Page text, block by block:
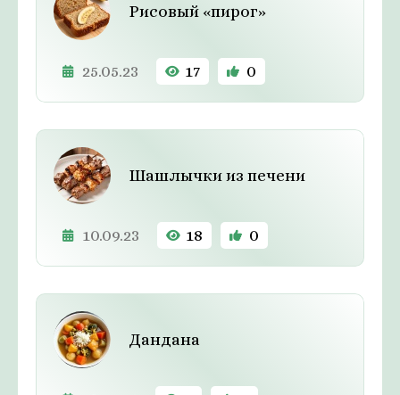
Рисовый «пирог»
25.05.23 17 0
Шашлычки из печени
10.09.23 18 0
Дандана